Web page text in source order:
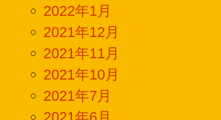
2022年1月
2021年12月
2021年11月
2021年10月
2021年7月